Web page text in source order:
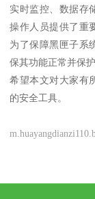
实时监控、数据存
操作人员提供了重
为了保障黑匣子系
保其功能正常并保
希望本文对大家有
的安全工具。